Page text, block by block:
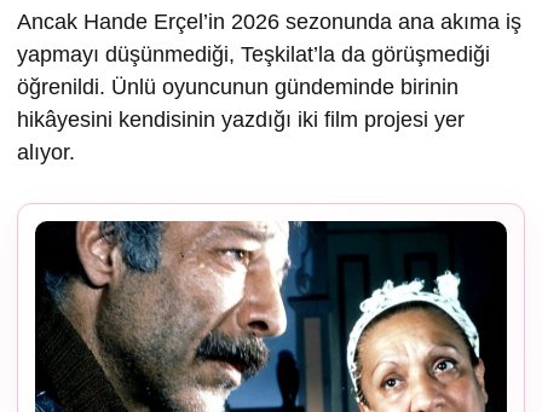
Ancak Hande Erçel’in 2026 sezonunda ana akıma iş
yapmayı düşünmediği, Teşkilat’la da görüşmediği
öğrenildi. Ünlü oyuncunun gündeminde birinin
hikâyesini kendisinin yazdığı iki film projesi yer
alıyor.